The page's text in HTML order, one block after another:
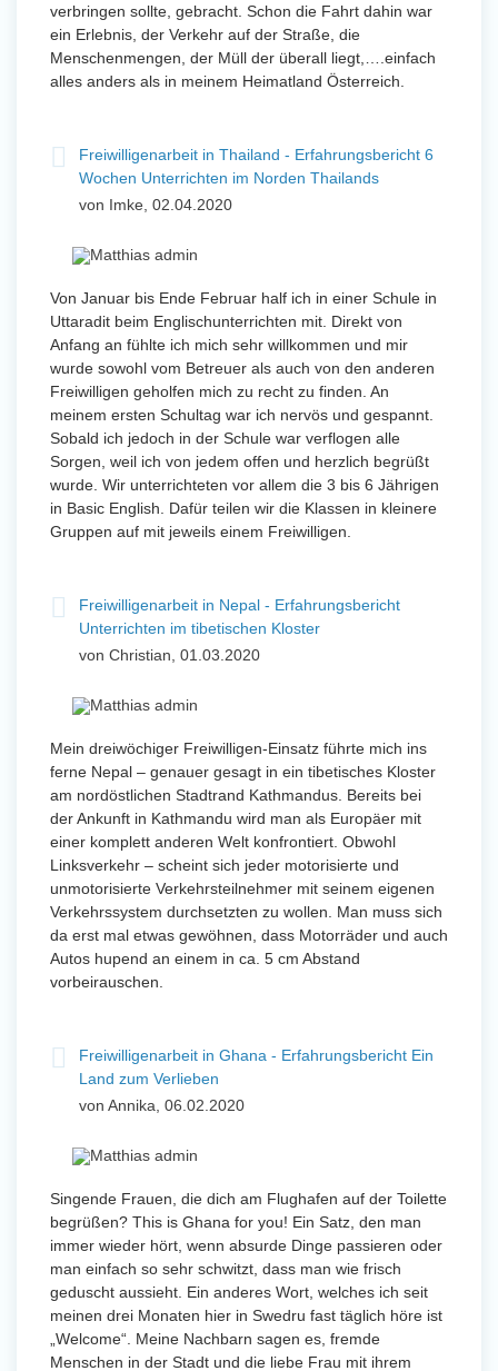
verbringen sollte, gebracht. Schon die Fahrt dahin war
ein Erlebnis, der Verkehr auf der Straße, die
Menschenmengen, der Müll der überall liegt,….einfach
alles anders als in meinem Heimatland Österreich.
Freiwilligenarbeit in Thailand - Erfahrungsbericht 6
Wochen Unterrichten im Norden Thailands
von Imke, 02.04.2020
Von Januar bis Ende Februar half ich in einer Schule in
Uttaradit beim Englischunterrichten mit. Direkt von
Anfang an fühlte ich mich sehr willkommen und mir
wurde sowohl vom Betreuer als auch von den anderen
Freiwilligen geholfen mich zu recht zu finden. An
meinem ersten Schultag war ich nervös und gespannt.
Sobald ich jedoch in der Schule war verflogen alle
Sorgen, weil ich von jedem offen und herzlich begrüßt
wurde. Wir unterrichteten vor allem die 3 bis 6 Jährigen
in Basic English. Dafür teilen wir die Klassen in kleinere
Gruppen auf mit jeweils einem Freiwilligen.
Freiwilligenarbeit in Nepal - Erfahrungsbericht
Unterrichten im tibetischen Kloster
von Christian, 01.03.2020
Mein dreiwöchiger Freiwilligen-Einsatz führte mich ins
ferne Nepal – genauer gesagt in ein tibetisches Kloster
am nordöstlichen Stadtrand Kathmandus. Bereits bei
der Ankunft in Kathmandu wird man als Europäer mit
einer komplett anderen Welt konfrontiert. Obwohl
Linksverkehr – scheint sich jeder motorisierte und
unmotorisierte Verkehrsteilnehmer mit seinem eigenen
Verkehrssystem durchsetzten zu wollen. Man muss sich
da erst mal etwas gewöhnen, dass Motorräder und auch
Autos hupend an einem in ca. 5 cm Abstand
vorbeirauschen.
Freiwilligenarbeit in Ghana - Erfahrungsbericht Ein
Land zum Verlieben
von Annika, 06.02.2020
Singende Frauen, die dich am Flughafen auf der Toilette
begrüßen? This is Ghana for you! Ein Satz, den man
immer wieder hört, wenn absurde Dinge passieren oder
man einfach so sehr schwitzt, dass man wie frisch
geduscht aussieht. Ein anderes Wort, welches ich seit
meinen drei Monaten hier in Swedru fast täglich höre ist
„Welcome“. Meine Nachbarn sagen es, fremde
Menschen in der Stadt und die liebe Frau mit ihrem